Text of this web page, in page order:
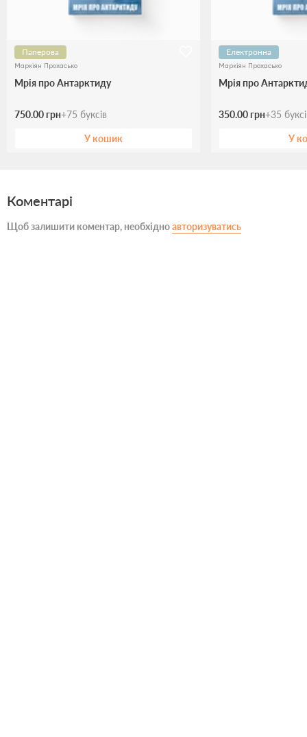
Паперова
Маркіян Прохасько
Мрія про Антарктиду
750.00 грн+75 буксів
У кошик
Електронна
Маркіян Прохасько
Мрія про
350.00 грн+35
У
Коментарі
Щоб залишити коментар, необхідноавторизуватись